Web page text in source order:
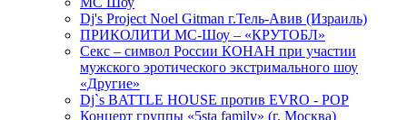
Dj's Project Noel Gitman г.Тель-Авив (Израиль)
ПРИКОЛИТИ МС-Шоу – «КРУТОБЛ»
Секс – символ России КОНАН при участии
мужского эротического экстримального шоу
«Другие»
Dj`s BATTLE HOUSE против EVRO - POP
Концерт группы «5sta family» (г. Москва)